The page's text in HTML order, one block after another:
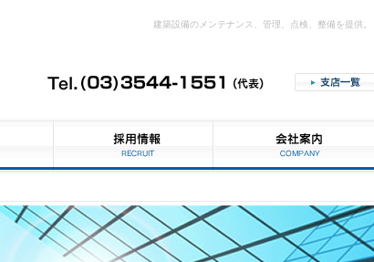
建築設備のメンテナンス、管理、点検、整備を提供。